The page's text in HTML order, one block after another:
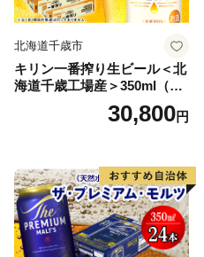
北海道千歳市
キリン一番搾り生ビール＜北
海道千歳工場産＞350ml（24
30,800円